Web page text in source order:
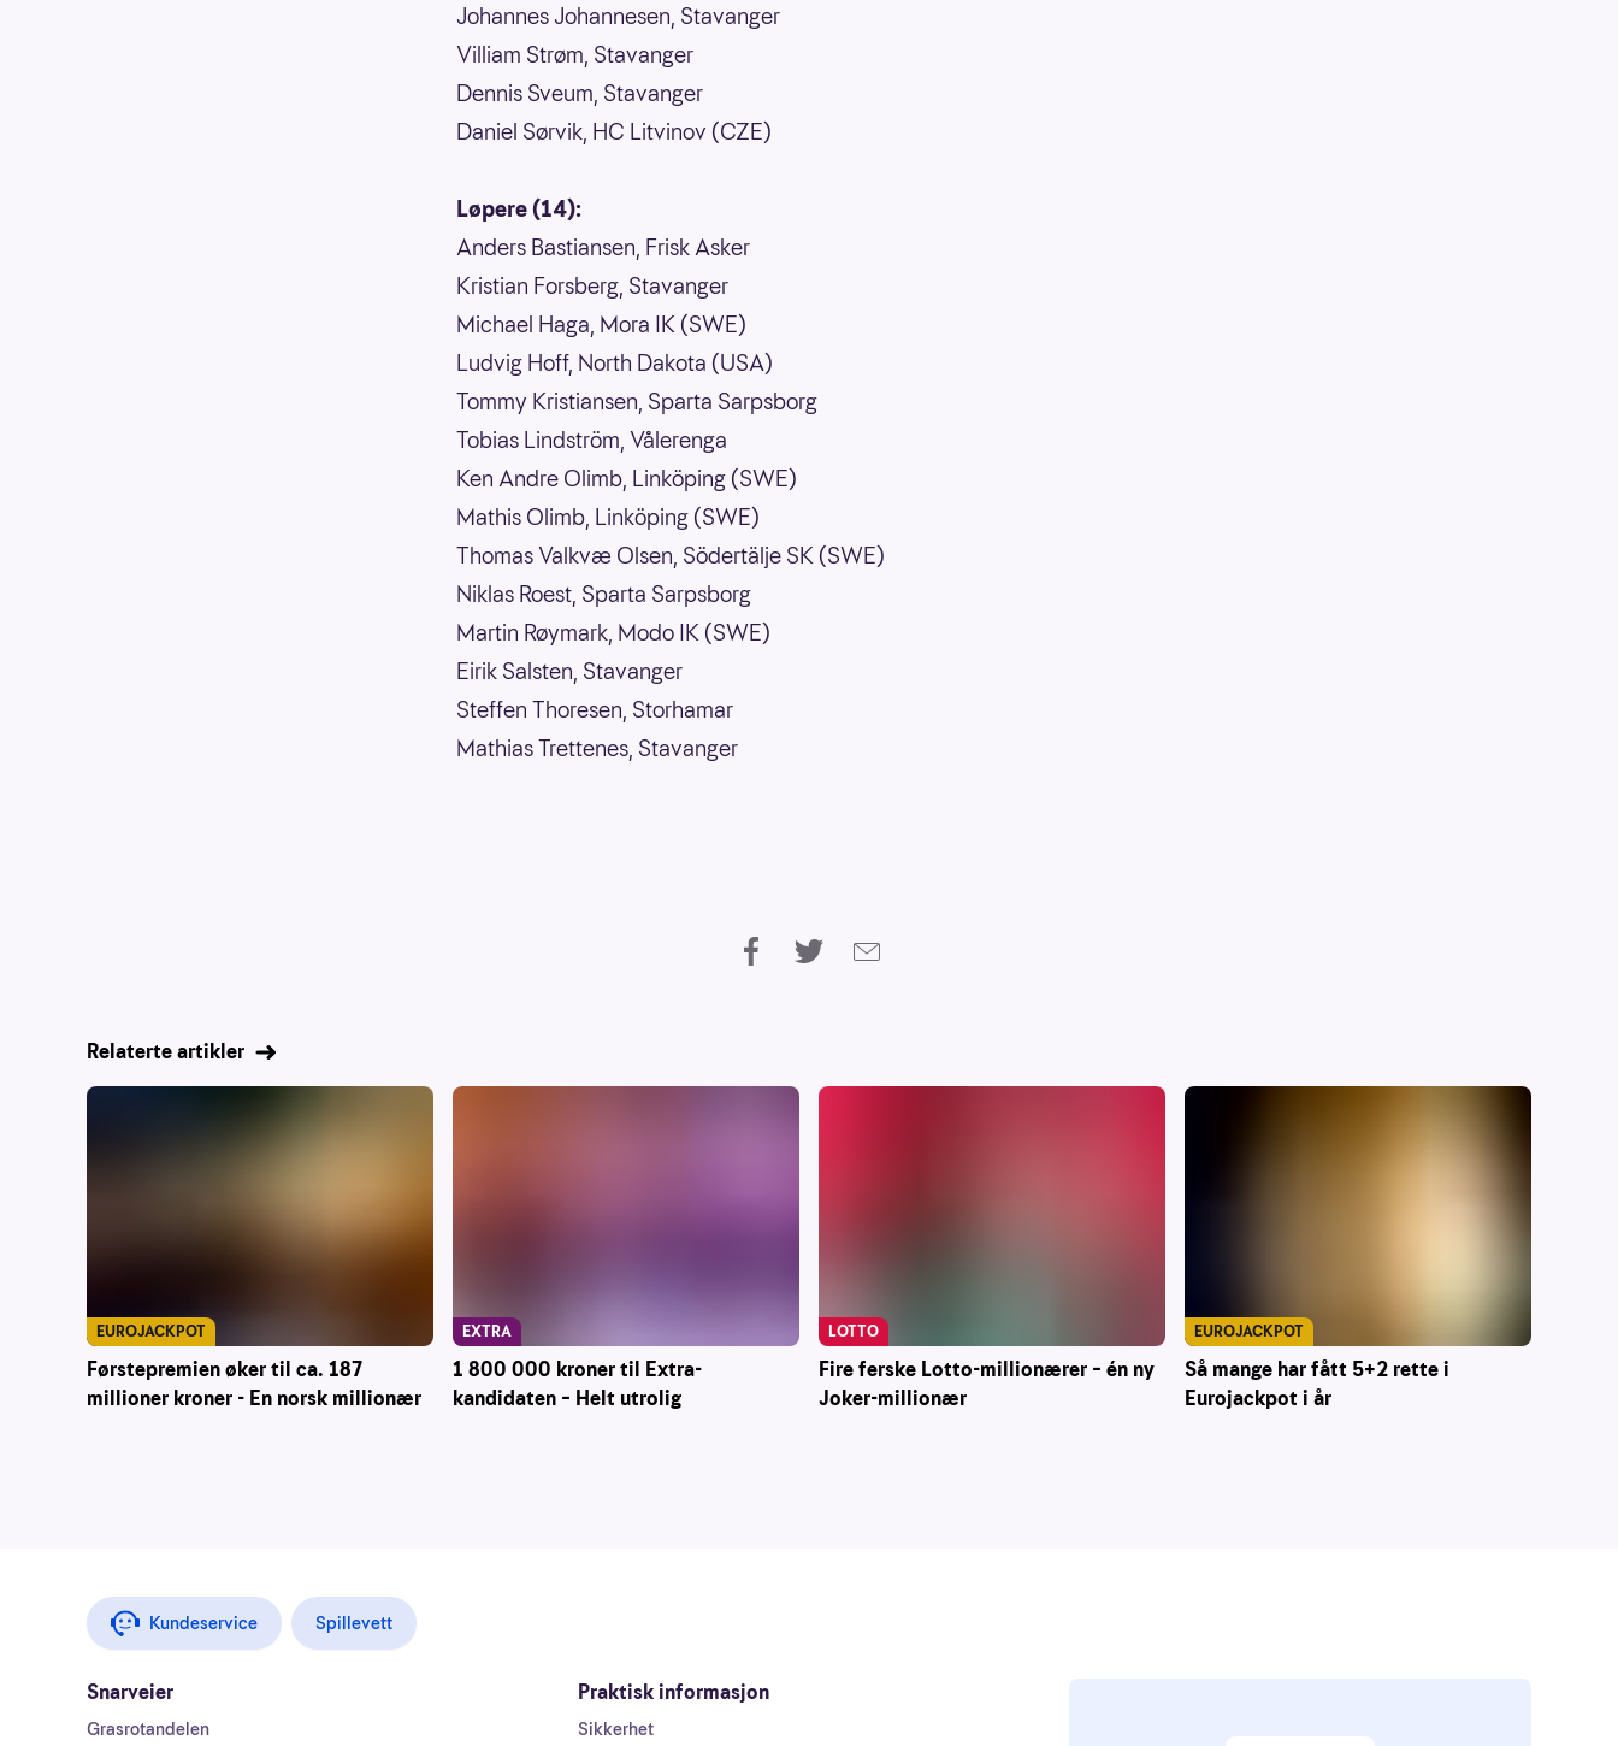
Johannes Johannesen, Stavanger
Villiam Strøm, Stavanger
Dennis Sveum, Stavanger
Daniel Sørvik, HC Litvinov (CZE)
Løpere (14):
Anders Bastiansen, Frisk Asker
Kristian Forsberg, Stavanger
Michael Haga, Mora IK (SWE)
Ludvig Hoff, North Dakota (USA)
Tommy Kristiansen, Sparta Sarpsborg
Tobias Lindström, Vålerenga
Ken Andre Olimb, Linköping (SWE)
Mathis Olimb, Linköping (SWE)
Thomas Valkvæ Olsen, Södertälje SK (SWE)
Niklas Roest, Sparta Sarpsborg
Martin Røymark, Modo IK (SWE)
Eirik Salsten, Stavanger
Steffen Thoresen, Storhamar
Mathias Trettenes, Stavanger
Relaterte artikler
Førstepremien øker til ca. 187
millioner kroner - En norsk millionær
EUROJACKPOT
1 800 000 kroner til Extra-
kandidaten – Helt utrolig
EXTRA
Fire ferske Lotto-millionærer – én ny
Joker-millionær
LOTTO
Så mange har fått 5+2 rette i
Eurojackpot i år
EUROJACKPOT
Kundeservice Spillevett
Snarveier
Grasrotandelen
Praktisk informasjon
Sikkerhet